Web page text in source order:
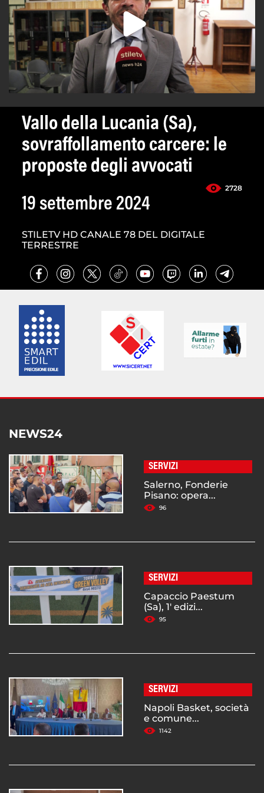
Vallo della Lucania (Sa),
sovraffollamento carcere: le
proposte degli avvocati
2728
19 settembre 2024
STILETV HD CANALE 78 DEL DIGITALE
TERRESTRE
NEWS24
SERVIZI
Salerno, Fonderie
Pisano: opera...
96
SERVIZI
Capaccio Paestum
(Sa), 1' edizi...
95
SERVIZI
Napoli Basket, società
e comune...
1142